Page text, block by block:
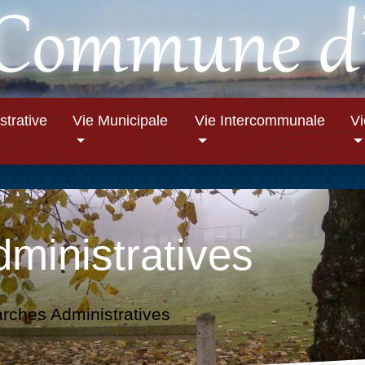
Vie Municipale Vie Intercommunale
Administratives